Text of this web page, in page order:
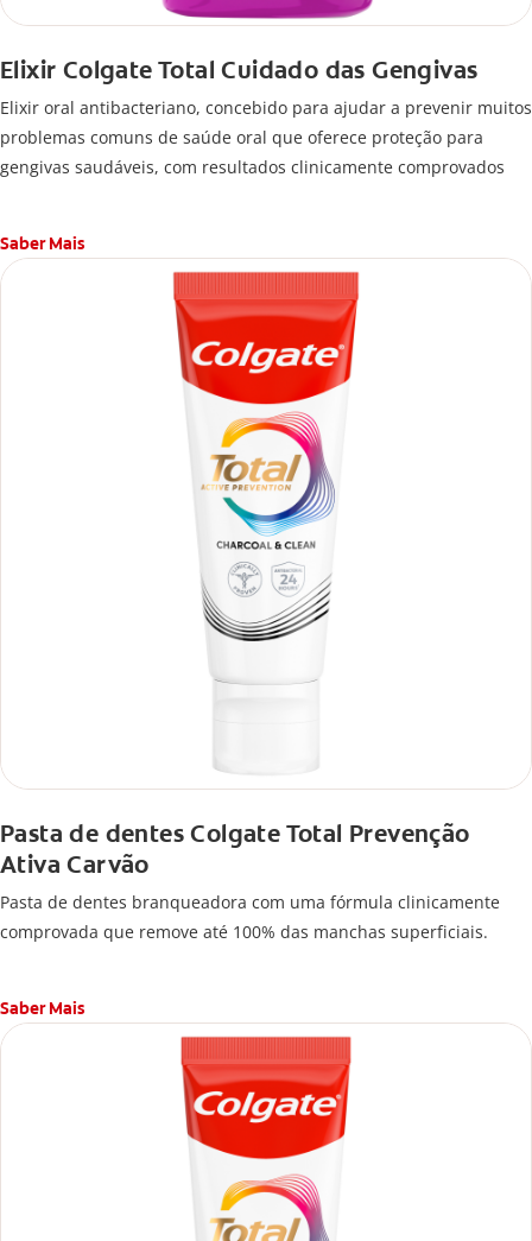
Elixir Colgate Total Cuidado das Gengivas
Elixir oral antibacteriano, concebido para ajudar a prevenir muitos
problemas comuns de saúde oral que oferece proteção para
gengivas saudáveis, com resultados clinicamente comprovados
Saber Mais
Pasta de dentes Colgate Total Prevenção
Ativa Carvão
Pasta de dentes branqueadora com uma fórmula clinicamente
comprovada que remove até 100% das manchas superficiais.
Saber Mais